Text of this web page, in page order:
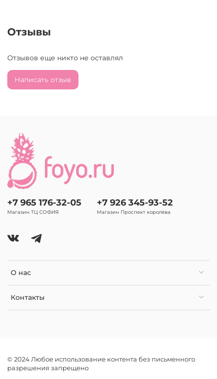
Отзывы
Отзывов еще никто не оставлял
Написать отзыв
О нас
Контакты
+7 965 176-32-05
Магазин ТЦ СОФИЯ
+7 926 345-93-52
Магазин Проспект королёва
© 2024 Любое использование контента без письменного
разрешения запрещено